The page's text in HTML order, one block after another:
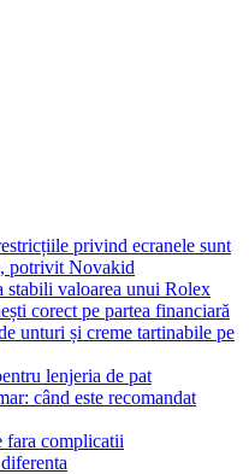
privind ecranele sunt
potrivit Novakid
stabili valoarea unui Rolex
corect pe partea financiară
unturi și creme tartinabile pe
lenjeria de pat
când este recomandat
fara complicatii